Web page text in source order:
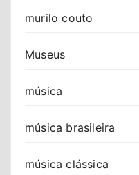
murilo couto
Museus
música
música brasileira
música clássica